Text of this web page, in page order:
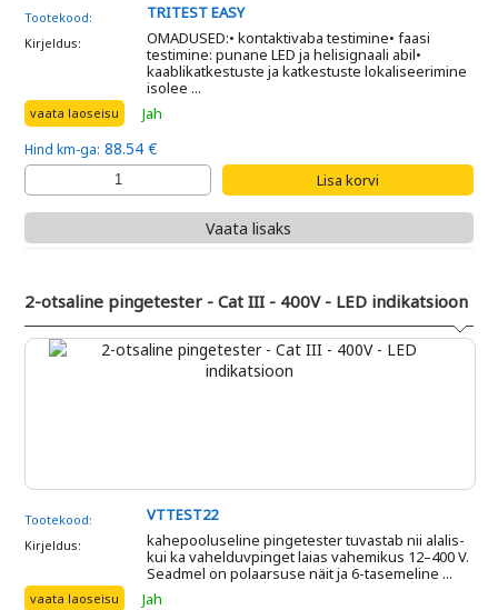
Tootekood: TRITEST EASY
Kirjeldus:
OMADUSED:• kontaktivaba testimine• faasi
testimine: punane LED ja helisignaali abil•
kaablikatkestuste ja katkestuste lokaliseerimine
isolee ...
vaata laoseisu Jah
Hind km-ga: 88.54 €
Vaata lisaks
2-otsaline pingetester - Cat III - 400V - LED indikatsioon
Tootekood: VTTEST22
Kirjeldus:
kahepooluseline pingetester tuvastab nii alalis-
kui ka vahelduvpinget laias vahemikus 12–400 V.
Seadmel on polaarsuse näit ja 6-tasemeline ...
vaata laoseisu Jah